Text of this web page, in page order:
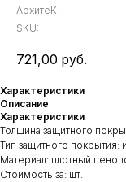
АрхитеК
SKU:
721,00 руб.
Характеристики
Описание
Характеристики
Толщина защитного
Тип защитного
Материал: плотный
Стоимость за: шт.